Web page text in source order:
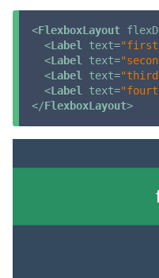
<FlexboxLayout
<Label text=
<Label text=
<Label text=
<Label text=
</FlexboxLayout>